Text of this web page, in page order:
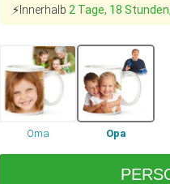
⚡Innerhalb 2 Tage, 18
Oma Opa